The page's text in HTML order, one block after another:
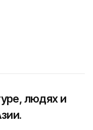
людях и